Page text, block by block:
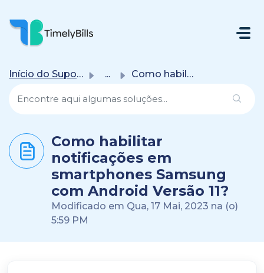
Ir Para O Conteúdo Principal
Início do Suporte ... Como habilitar notificações em smartphones Samsung com An...
Como habilitar
notificações em
smartphones Samsung
com Android Versão 11?
Modificado em Qua, 17 Mai, 2023 na (o)
5:59 PM